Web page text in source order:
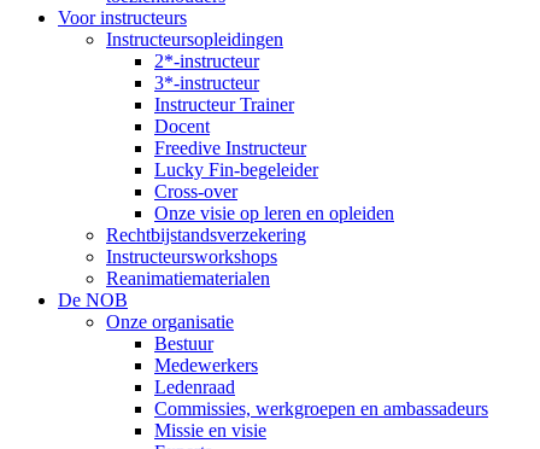
Voor instructeurs
Instructeursopleidingen
2*-instructeur
3*-instructeur
Instructeur Trainer
Docent
Freedive Instructeur
Lucky Fin-begeleider
Cross-over
Onze visie op leren en opleiden
Rechtbijstandsverzekering
Instructeursworkshops
Reanimatiematerialen
De NOB
Onze organisatie
Bestuur
Medewerkers
Ledenraad
Commissies, werkgroepen en ambassadeurs
Missie en visie